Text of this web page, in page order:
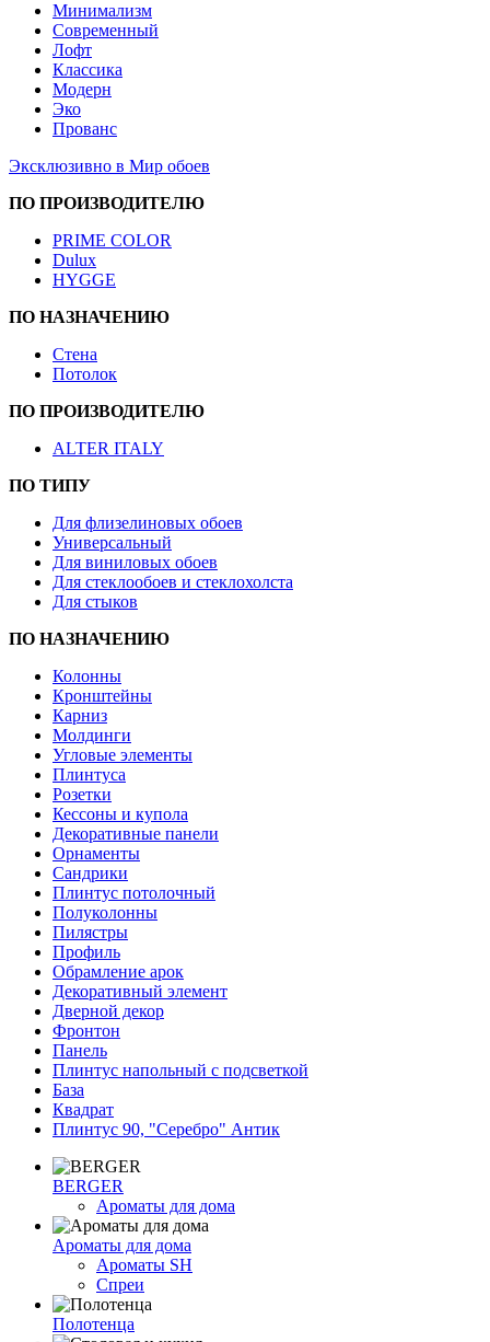
Минимализм
Современный
Лофт
Классика
Модерн
Эко
Прованс
Эксклюзивно в Мир обоев
ПО ПРОИЗВОДИТЕЛЮ
PRIME COLOR
Dulux
HYGGE
ПО НАЗНАЧЕНИЮ
Стена
Потолок
ПО ПРОИЗВОДИТЕЛЮ
ALTER ITALY
ПО ТИПУ
Для флизелиновых обоев
Универсальный
Для виниловых обоев
Для стеклообоев и стеклохолста
Для стыков
ПО НАЗНАЧЕНИЮ
Колонны
Кронштейны
Карниз
Молдинги
Угловые элементы
Плинтуса
Розетки
Кессоны и купола
Декоративные панели
Орнаменты
Сандрики
Плинтус потолочный
Полуколонны
Пилястры
Профиль
Обрамление арок
Декоративный элемент
Дверной декор
Фронтон
Панель
Плинтус напольный с подсветкой
База
Квадрат
Плинтус 90, "Серебро" Антик
BERGER
Ароматы для дома
Ароматы для дома
Ароматы SH
Спреи
Полотенца